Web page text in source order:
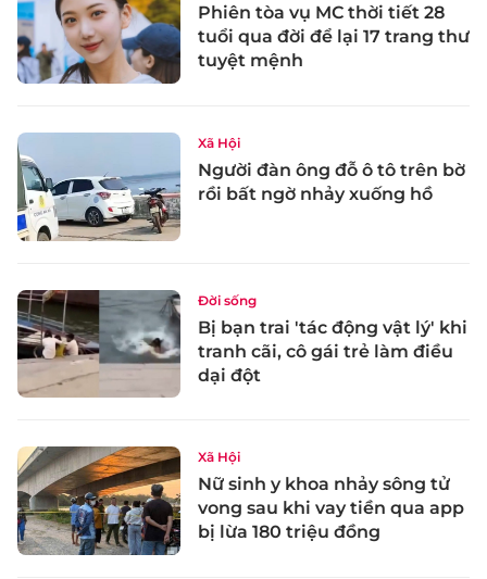
Phiên tòa vụ MC thời tiết 28
tuổi qua đời để lại 17 trang thư
tuyệt mệnh
Xã Hội
Người đàn ông đỗ ô tô trên bờ
rồi bất ngờ nhảy xuống hồ
Đời sống
Bị bạn trai 'tác động vật lý' khi
tranh cãi, cô gái trẻ làm điều
dại đột
Xã Hội
Nữ sinh y khoa nhảy sông tử
vong sau khi vay tiền qua app
bị lừa 180 triệu đồng